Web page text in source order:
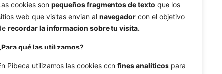
cookies son pequeños fragmentos de texto que los
web que visitas envian al navegador con el objetivo
recordar la informacion sobre tu visita.
qué las utilizamos?
Pibeca utilizamos las cookies con fines analíticos para
Etiquetas